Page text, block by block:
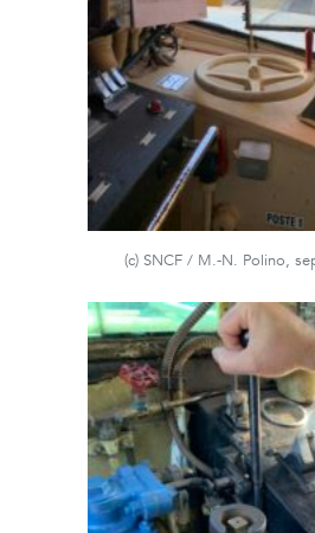
(c) SNCF / M.-N. Polino,